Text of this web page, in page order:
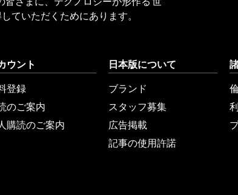
ていただくためにあります。
ウント
登録
のご案内
購読のご案内
日本版について
ブランド
スタッフ募集
広告掲載
記事の使用許諾